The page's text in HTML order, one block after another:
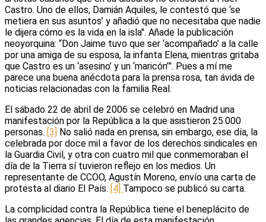
Castro. Uno de ellos, Damián Aquiles, le contestó que ‘se
metiera en sus asuntos’ y añadió que no necesitaba que nadie
le dijera cómo es la vida en la isla". Añade la publicación
neoyorquina: “Don Jaime tuvo que ser ‘acompañado’ a la calle
por una amiga de su esposa, la infanta Elena, mientras gritaba
que Castro es un ‘asesino’ y un ‘maricón’”. Pues a mí me
parece una buena anécdota para la prensa rosa, tan ávida de
noticias relacionadas con la familia Real.
El sábado 22 de abril de 2006 se celebró en Madrid una
manifestación por la República a la que asistieron 25.000
personas. [3] No salió nada en prensa, sin embargo, ese día, la
celebrada por doce mil a favor de los derechos sindicales en
la Guardia Civil, y otra con cuatro mil que conmemoraban el
día de la Tierra sí tuvieron reflejo en los medios. Un
representante de CCOO, Agustín Moreno, envío una carta de
protesta al diario El País. [4] Tampoco se publicó su carta.
La complicidad contra la República tiene el beneplácito de